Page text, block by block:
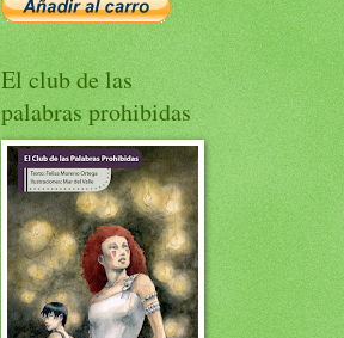
El club de las
palabras prohibidas